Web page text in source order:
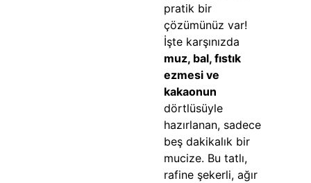
pratik bir
çözümünüz var!
İşte karşınızda
muz, bal, fıstık
ezmesi ve
kakaonun
dörtlüsüyle
hazırlanan, sadece
beş dakikalık bir
mucize. Bu tatlı,
rafine şekerli, ağır